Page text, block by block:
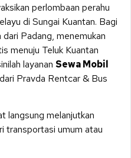
perlombaan perahu
di Sungai Kuantan. Bagi
Padang, menemukan
menuju Teluk Kuantan
layanan Sewa Mobil
dari Pravda Rentcar & Bus
langsung melanjutkan
transportasi umum atau